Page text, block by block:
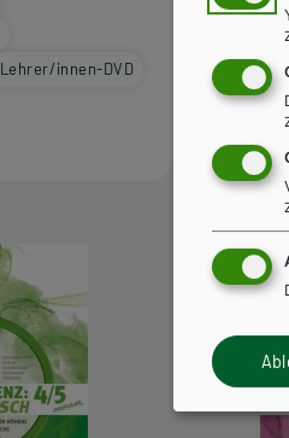
Lehrer/innen-DVD
Lehrbuch
Lehrer/